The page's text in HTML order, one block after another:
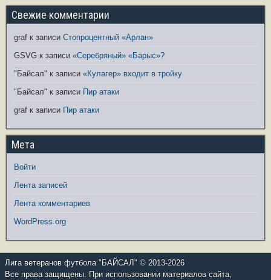
Свежие комментарии
graf к записи Стопроцентный «Арлан»
GSVG к записи «Серебряный» «Барыс»?
"Байсал" к записи «Кулагер» входит в тройку
"Байсал" к записи Пир атаки
graf к записи Пир атаки
Мета
Войти
Лента записей
Лента комментариев
WordPress.org
Лига ветеранов футбола "БАЙСАЛ" © 2013-2026
Все права защищены. При использовании материалов сайта,